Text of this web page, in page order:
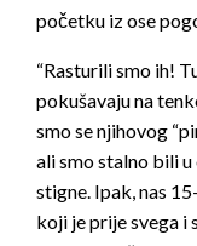
početku iz ose
“Rasturili smo ih!
pokušavaju na
smo se njihovog
ali smo stalno bili
stigne. Ipak, nas
koji je prije svega i